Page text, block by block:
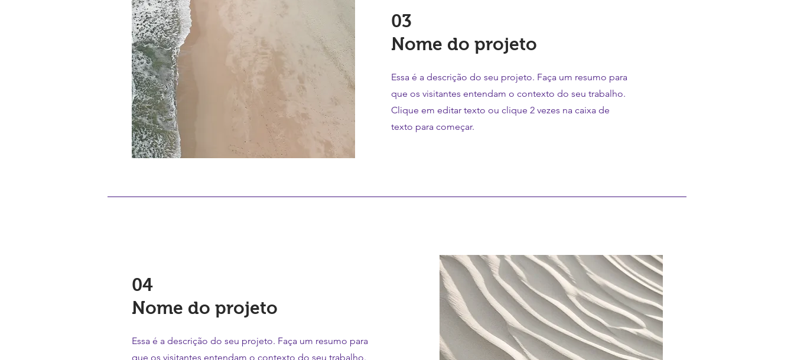
03
Nome do projeto
Essa é a descrição do seu projeto. Faça um resumo para
que os visitantes entendam o contexto do seu trabalho.
Clique em editar texto ou clique 2 vezes na caixa de
texto para começar.
04
Nome do projeto
Essa é a descrição do seu projeto. Faça um resumo para
que os visitantes entendam o contexto do seu trabalho.